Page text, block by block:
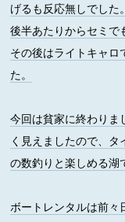
げるも反応無しでした
後半あたりからセミで
その後はライトキャロ
た。
今回は貧家に終わりま
く見えましたので、
の数釣りと楽しめる湖
ボートレンタルは前々